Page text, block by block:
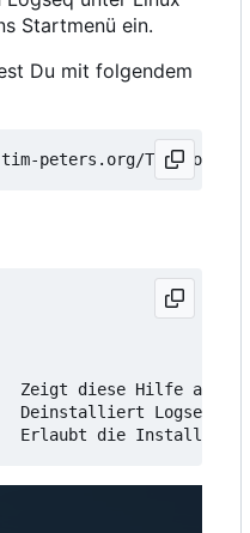
Startmenü ein.
Du mit folgendem
peters.org/Tim/
Zeigt diese Hilfe an
Deinstalliert Logseq